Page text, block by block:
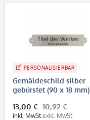
PERSONALISIERBAR
Gemäldeschild silber
gebürstet (90 x 18 mm)
13,00 €
inkl. MwSt.
10,92 €
exkl. MwSt.